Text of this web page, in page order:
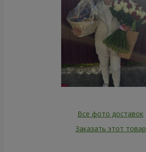
Все фото доставок
Заказать этот товар